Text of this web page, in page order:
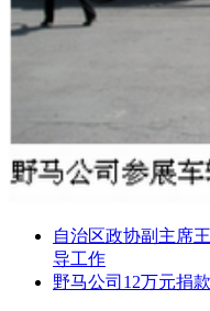
自治区政协副主席
导工作
野马公司12万元捐